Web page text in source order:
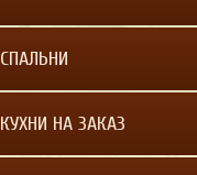
СПАЛЬНИ
КУХНИ НА ЗАКАЗ